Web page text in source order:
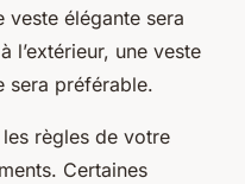
veste élégante sera
l’extérieur, une veste
sera préférable.
règles de votre
Certaines